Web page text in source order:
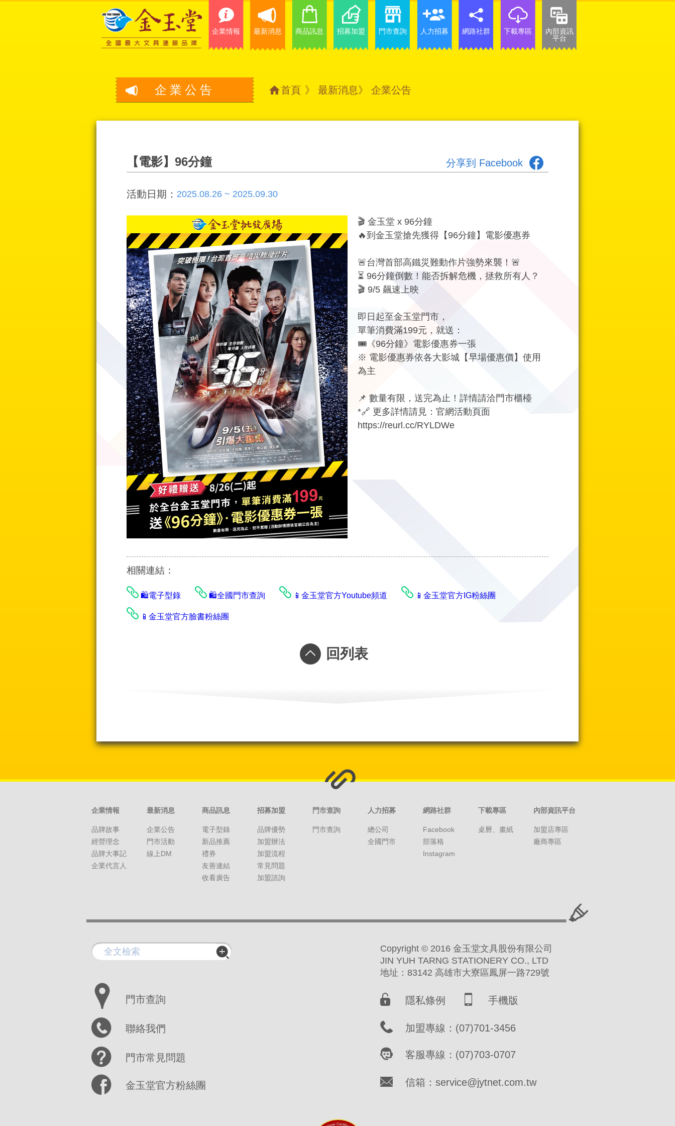
企業情報 最新消息 商品訊息 招募加盟 門市查詢 人力招募 網路社群 下載專區
內部資訊
平台
企業公告 首頁 》 最新消息》 企業公告
【電影】96分鐘 分享到 Facebook
活動日期： 2025.08.26 ~ 2025.09.30
🎬 金玉堂 x 96分鐘
🔥到金玉堂搶先獲得【96分鐘】電影優惠券
🚨台灣首部高鐵災難動作片強勢來襲！🚨
⏳ 96分鐘倒數！能否拆解危機，拯救所有人？
🎬 9/5 飆速上映
即日起至金玉堂門市，
單筆消費滿199元，就送：
🎟️《96分鐘》電影優惠券一張
※ 電影優惠券依各大影城【早場優惠價】使用
為主
📌 數量有限，送完為止！詳情請洽門市櫃檯
*🔗 更多詳情請見：官網活動頁面
https://reurl.cc/RYLDWe
相關連結：
🛍️電子型錄 🛍️全國門市查詢 📱金玉堂官方Youtube頻道 📱金玉堂官方IG粉絲團
📱金玉堂官方臉書粉絲團
回列表
企業情報
品牌故事
經營理念
品牌大事記
企業代言人
最新消息
企業公告
門市活動
線上DM
商品訊息
電子型錄
新品推薦
禮券
友善連結
收看廣告
招募加盟
品牌優勢
加盟辦法
加盟流程
常見問題
加盟諮詢
門市查詢
門市查詢
人力招募
總公司
全國門市
網路社群
Facebook
部落格
Instagram
下載專區
桌曆、畫紙
內部資訊平台
加盟店專區
廠商專區
門市查詢
聯絡我們
門市常見問題
金玉堂官方粉絲團
Copyright © 2016 金玉堂文具股份有限公司
JIN YUH TARNG STATIONERY CO., LTD
地址：83142 高雄市大寮區鳳屏一路729號
隱私條例 手機版
加盟專線：(07)701-3456
客服專線：(07)703-0707
信箱：service@jytnet.com.tw